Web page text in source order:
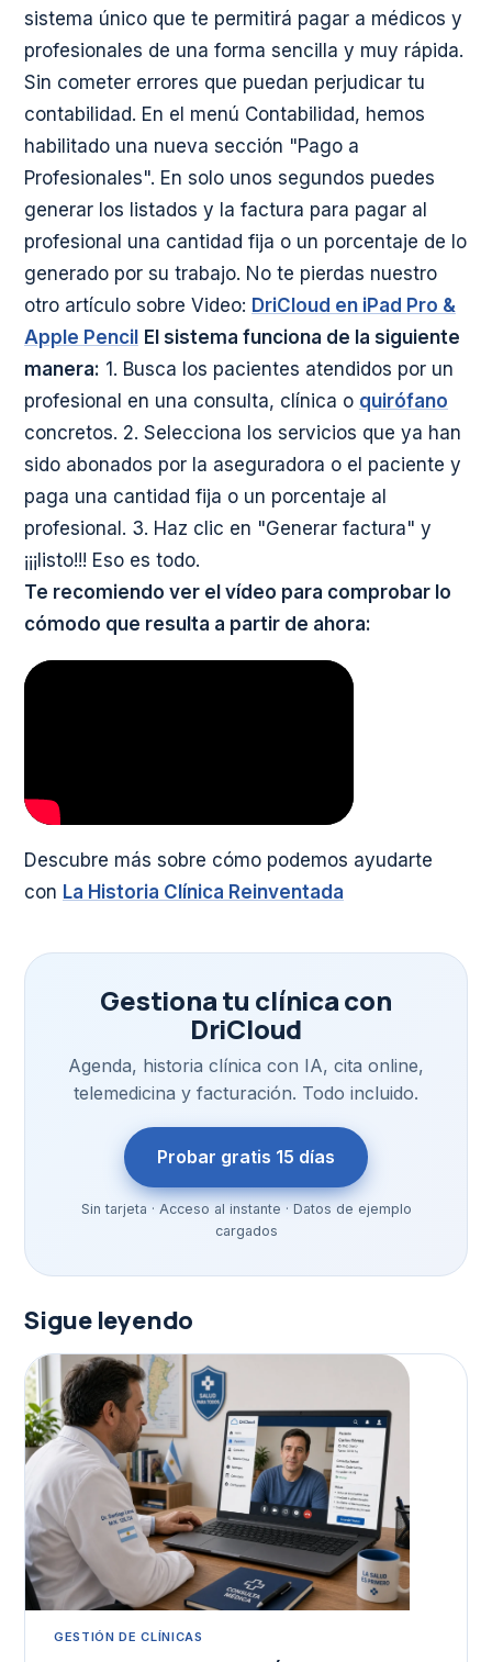
sistema único que te permitirá pagar a médicos y
profesionales de una forma sencilla y muy rápida.
Sin cometer errores que puedan perjudicar tu
contabilidad. En el menú Contabilidad, hemos
habilitado una nueva sección "Pago a
Profesionales". En solo unos segundos puedes
generar los listados y la factura para pagar al
profesional una cantidad fija o un porcentaje de lo
generado por su trabajo. No te pierdas nuestro
otro artículo sobre Video: DriCloud en iPad Pro &
Apple Pencil El sistema funciona de la siguiente
manera: 1. Busca los pacientes atendidos por un
profesional en una consulta, clínica o quirófano
concretos. 2. Selecciona los servicios que ya han
sido abonados por la aseguradora o el paciente y
paga una cantidad fija o un porcentaje al
profesional. 3. Haz clic en "Generar factura" y
¡¡¡listo!!! Eso es todo.
Te recomiendo ver el vídeo para comprobar lo
cómodo que resulta a partir de ahora:
Descubre más sobre cómo podemos ayudarte
con La Historia Clínica Reinventada
Gestiona tu clínica con
DriCloud
Agenda, historia clínica con IA, cita online,
telemedicina y facturación. Todo incluido.
Probar gratis 15 días
Sin tarjeta · Acceso al instante · Datos de ejemplo
cargados
Sigue leyendo
GESTIÓN DE CLÍNICAS